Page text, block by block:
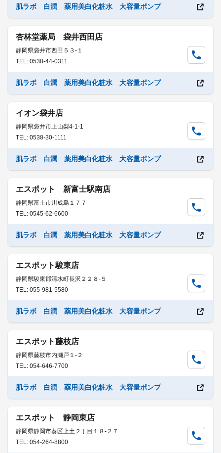
肌ラボ 白潤 薬用美白化粧水 大容量ポンプ
杏林堂薬局 袋井西田店
静岡県袋井市西田５３-１
TEL: 0538-44-0311
肌ラボ 白潤 薬用美白化粧水 大容量ポンプ
イオン袋井店
静岡県袋井市上山梨4-1-1
TEL: 0538-30-1111
肌ラボ 白潤 薬用美白化粧水 大容量ポンプ
エスポット 新富士駅南店
静岡県富士市川成島１７７
TEL: 0545-62-6600
肌ラボ 白潤 薬用美白化粧水 大容量ポンプ
エスポット駿東店
静岡県駿東郡清水町長沢２２８-５
TEL: 055-981-5580
肌ラボ 白潤 薬用美白化粧水 大容量ポンプ
エスポット藤枝店
静岡県藤枝市内瀬戸１-２
TEL: 054-646-7700
肌ラボ 白潤 薬用美白化粧水 大容量ポンプ
エスポット 静岡東店
静岡県静岡市葵区上土２丁目１８-２７
TEL: 054-264-8800